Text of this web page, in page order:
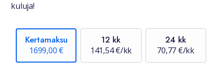
kuluja!
Kertamaksu
1699,00 €
12 kk
141,54 €/kk
24 kk
70,77 €/kk